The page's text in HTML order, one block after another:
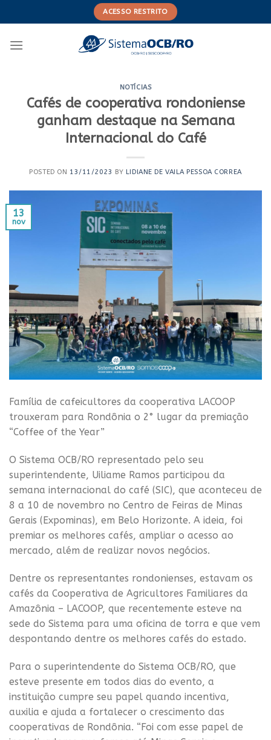
to
ACESSO RESTRITO
NOTÍCIAS
Cafés de cooperativa rondoniense
ganham destaque na Semana
Internacional do Café
POSTED ON 13/11/2023 BY LIDIANE DE VAILA PESSOA CORREA
13
nov
Família de cafeicultores da cooperativa LACOOP
trouxeram para Rondônia o 2° lugar da premiação
“Coffee of the Year”
O Sistema OCB/RO representado pelo seu
superintendente, Uiliame Ramos participou da
semana internacional do café (SIC), que aconteceu de
8 a 10 de novembro no Centro de Feiras de Minas
Gerais (Expominas), em Belo Horizonte. A ideia, foi
premiar os melhores cafés, ampliar o acesso ao
mercado, além de realizar novos negócios.
Dentre os representantes rondonienses, estavam os
cafés da Cooperativa de Agricultores Familiares da
Amazônia – LACOOP, que recentemente esteve na
sede do Sistema para uma oficina de torra e que vem
despontando dentre os melhores cafés do estado.
Para o superintendente do Sistema OCB/RO, que
esteve presente em todos dias do evento, a
instituição cumpre seu papel quando incentiva,
auxilia e ajuda a fortalecer o crescimento das
cooperativas de Rondônia. “Foi com esse papel de